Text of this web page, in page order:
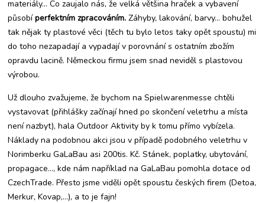
materiály… Co zaujalo nás, že velká většina hraček a vybavení
působíperfektním zpracováním. Záhyby, lakování, barvy… bohužel
tak nějak ty plastové věci (těch tu bylo letos taky opět spoustu) mi
do toho nezapadají a vypadají v porovnání s ostatním zbožím
opravdu lacině. Německou firmu jsem snad neviděl s plastovou
výrobou.
Už dlouho zvažujeme, že bychom na Spielwarenmesse chtěli
vystavovat (přihlášky začínají hned po skončení veletrhu a místa
není nazbyt), hala Outdoor Aktivity by k tomu přímo vybízela.
Náklady na podobnou akci jsou v případě podobného veletrhu v
Norimberku GaLaBau asi 200tis. Kč. Stánek, poplatky, ubytování,
propagace…, kde nám například na GaLaBau pomohla dotace od
CzechTrade. Přesto jsme viděli opět spoustu českých firem (Detoa,
Merkur, Kovap,…), a to je fajn!